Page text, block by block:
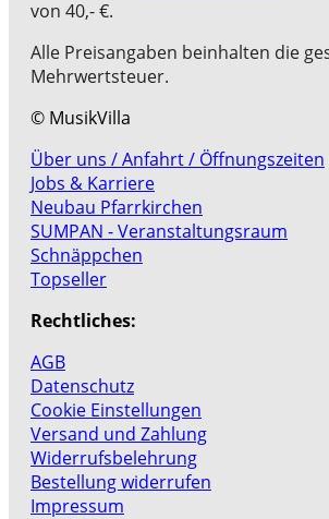
von 40,- €.
Alle Preisangaben beinhalten die
Mehrwertsteuer.
© MusikVilla
Über uns / Anfahrt / Öffnungszeiten
Jobs & Karriere
Neubau Pfarrkirchen
SUMPAN - Veranstaltungsraum
Schnäppchen
Topseller
Rechtliches:
AGB
Datenschutz
Cookie Einstellungen
Versand und Zahlung
Widerrufsbelehrung
Bestellung widerrufen
Impressum